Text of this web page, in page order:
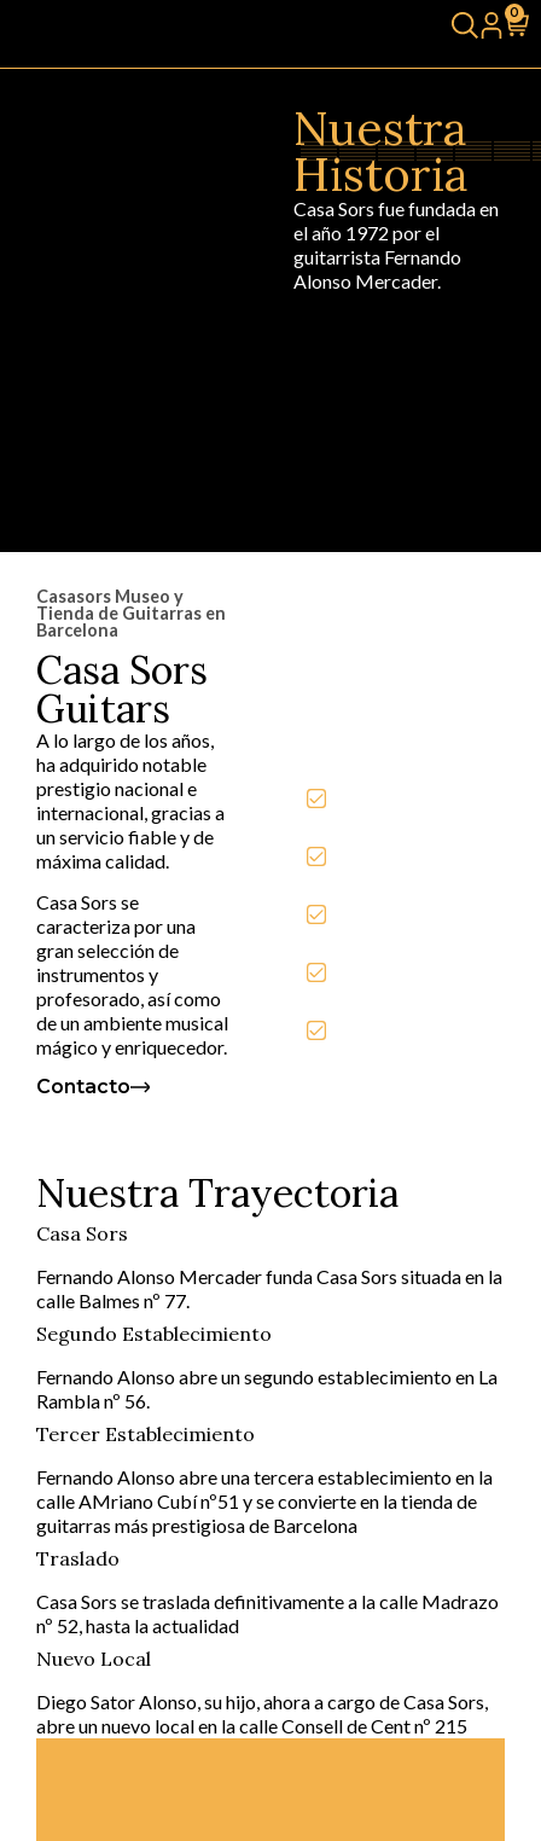
0
Nuestra
Historia
Casa Sors fue fundada en
el año 1972 por el
guitarrista Fernando
Alonso Mercader.
Casasors Museo y
Tienda de Guitarras en
Barcelona
Casa Sors
Guitars
A lo largo de los años,
ha adquirido notable
prestigio nacional e
internacional, gracias a
un servicio fiable y de
máxima calidad.
Casa Sors se
caracteriza por una
gran selección de
instrumentos y
profesorado, así como
de un ambiente musical
mágico y enriquecedor.
Contacto
Nuestra Trayectoria
Casa Sors
Fernando Alonso Mercader funda Casa Sors situada en la
calle Balmes nº 77.
Segundo Establecimiento
Fernando Alonso abre un segundo establecimiento en La
Rambla nº 56.
Tercer Establecimiento
Fernando Alonso abre una tercera establecimiento en la
calle AMriano Cubí nº51 y se convierte en la tienda de
guitarras más prestigiosa de Barcelona
Traslado
Casa Sors se traslada definitivamente a la calle Madrazo
nº 52, hasta la actualidad
Nuevo Local
Diego Sator Alonso, su hijo, ahora a cargo de Casa Sors,
abre un nuevo local en la calle Consell de Cent nº 215